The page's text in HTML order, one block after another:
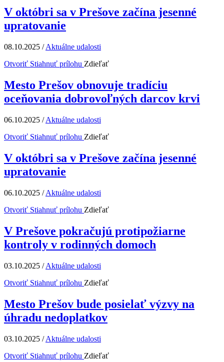
V októbri sa v Prešove začína jesenné
upratovanie
08.10.2025 /Aktuálne udalosti
Otvoriť Stiahnuť prílohu Zdieľať
Mesto Prešov obnovuje tradíciu
oceňovania dobrovoľných darcov krvi
06.10.2025 /Aktuálne udalosti
Otvoriť Stiahnuť prílohu Zdieľať
V októbri sa v Prešove začína jesenné
upratovanie
06.10.2025 /Aktuálne udalosti
Otvoriť Stiahnuť prílohu Zdieľať
V Prešove pokračujú protipožiarne
kontroly v rodinných domoch
03.10.2025 /Aktuálne udalosti
Otvoriť Stiahnuť prílohu Zdieľať
Mesto Prešov bude posielať výzvy na
úhradu nedoplatkov
03.10.2025 /Aktuálne udalosti
Otvoriť Stiahnuť prílohu Zdieľať